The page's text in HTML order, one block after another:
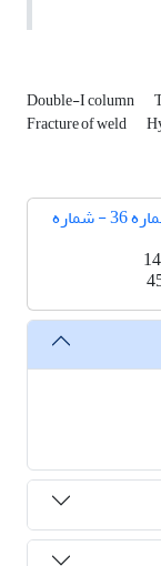
Double-I column
Fracture of weld
دوره 16، شماره 36 - شماره